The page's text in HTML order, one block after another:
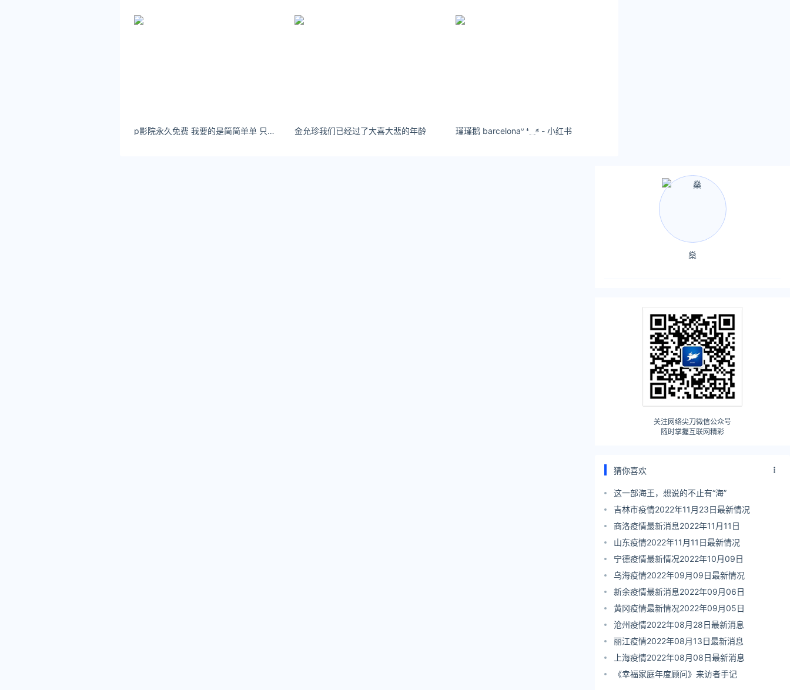
p影院永久免费 我要的是简简单单 只是赚伊终日两眉颦 金允珍我们已经过了大喜大悲的年龄 瑾瑾鹅 barcelonaᐡ ❛‿˂̵ - 小红书
燊
关注网络尖刀微信公众号
随时掌握互联网精彩
猜你喜欢
这一部海王，想说的不止有“海”
吉林市疫情2022年11月23日最新情况
商洛疫情最新消息2022年11月11日
山东疫情2022年11月11日最新情况
宁德疫情最新情况2022年10月09日
乌海疫情2022年09月09日最新情况
新余疫情最新消息2022年09月06日
黄冈疫情最新情况2022年09月05日
沧州疫情2022年08月28日最新消息
丽江疫情2022年08月13日最新消息
上海疫情2022年08月08日最新消息
《幸福家庭年度顾问》来访者手记